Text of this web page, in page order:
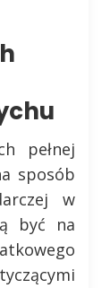
pełnej
sposób
w
być na